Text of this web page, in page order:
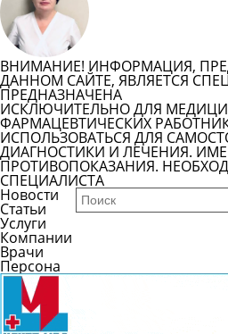
ВНИМАНИЕ! ИНФОРМАЦИЯ,
ДАННОМ САЙТЕ, ЯВЛЯЕТСЯ
ПРЕДНАЗНАЧЕНА
ИСКЛЮЧИТЕЛЬНО ДЛЯ
ФАРМАЦЕВТИЧЕСКИХ
ИСПОЛЬЗОВАТЬСЯ ДЛЯ
ДИАГНОСТИКИ И ЛЕЧЕНИЯ.
ПРОТИВОПОКАЗАНИЯ.
СПЕЦИАЛИСТА
Новости
Статьи
Услуги
Компании
Врачи
Персона